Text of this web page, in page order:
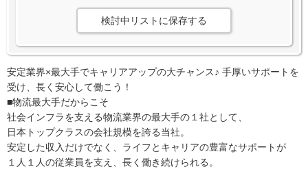
検討中リストに保存する
安定業界×最大手でキャリアアップの大チャンス♪ 手厚いサポートを
受け、長く安心して働こう！
■物流最大手だからこそ
社会インフラを支える物流業界の最大手の１社として、
日本トップクラスの会社規模を誇る当社。
安定した収入だけでなく、ライフとキャリアの豊富なサポートが
１人１人の従業員を支え、長く働き続けられる。